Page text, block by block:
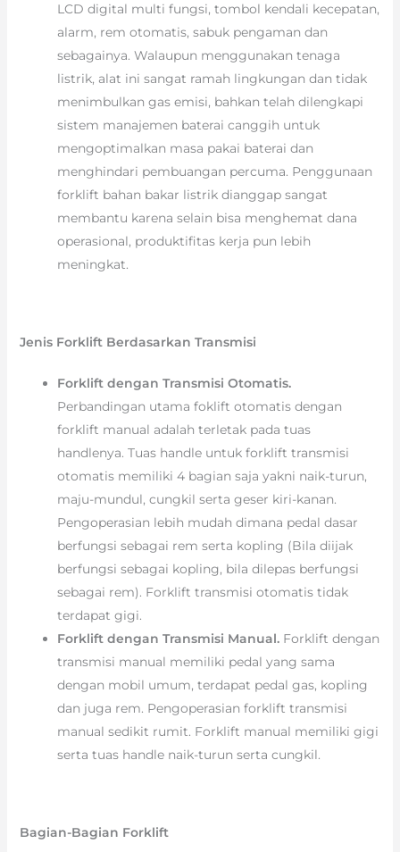
LCD digital multi fungsi, tombol kendali kecepatan,
alarm, rem otomatis, sabuk pengaman dan
sebagainya. Walaupun menggunakan tenaga
listrik, alat ini sangat ramah lingkungan dan tidak
menimbulkan gas emisi, bahkan telah dilengkapi
sistem manajemen baterai canggih untuk
mengoptimalkan masa pakai baterai dan
menghindari pembuangan percuma. Penggunaan
forklift bahan bakar listrik dianggap sangat
membantu karena selain bisa menghemat dana
operasional, produktifitas kerja pun lebih
meningkat.
Jenis Forklift Berdasarkan Transmisi
Forklift dengan Transmisi Otomatis.
Perbandingan utama foklift otomatis dengan
forklift manual adalah terletak pada tuas
handlenya. Tuas handle untuk forklift transmisi
otomatis memiliki 4 bagian saja yakni naik-turun,
maju-mundul, cungkil serta geser kiri-kanan.
Pengoperasian lebih mudah dimana pedal dasar
berfungsi sebagai rem serta kopling (Bila diijak
berfungsi sebagai kopling, bila dilepas berfungsi
sebagai rem). Forklift transmisi otomatis tidak
terdapat gigi.
Forklift dengan Transmisi Manual.Forklift dengan
transmisi manual memiliki pedal yang sama
dengan mobil umum, terdapat pedal gas, kopling
dan juga rem. Pengoperasian forklift transmisi
manual sedikit rumit. Forklift manual memiliki gigi
serta tuas handle naik-turun serta cungkil.
Bagian-Bagian Forklift